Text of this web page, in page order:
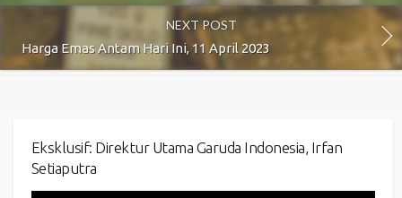
NEXT POST
Harga Emas Antam Hari Ini, 11 April 2023
Eksklusif: Direktur Utama Garuda Indonesia, Irfan
Setiaputra